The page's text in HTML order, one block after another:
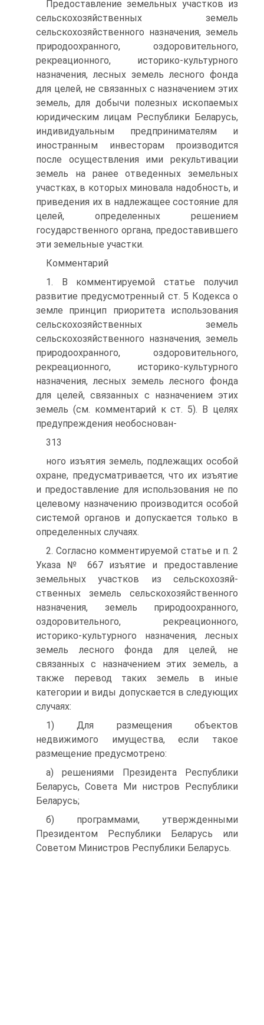
Предоставление земельных участков из
сельскохозяйственных земель
сельскохозяйственного назначения, земель
природоохранно­го, оздоровительного,
рекреационного, историко-культурного
назна­чения, лесных земель лесного фонда
для целей, не связанных с на­значением этих
земель, для добычи полезных ископаемых
юриди­ческим лицам Республики Беларусь,
индивидуальным предпринима­телям и
иностранным инвесторам производится
после осуществле­ния ими рекультивации
земель на ранее отведенных земельных
учас­тках, в которых миновала надобность, и
приведения их в надлежа­щее состояние для
целей, определенных решением
государственного органа, предоставившего
эти земельные участки.
Комментарий
1. В комментируемой статье получил
развитие предусмот­ренный ст. 5 Кодекса о
земле принцип приоритета использова­ния
сельскохозяйственных земель
сельскохозяйственного назна­чения, земель
природоохранного, оздоровительного,
рекреацион­ного, историко-культурного
назначения, лесных земель лесного фонда
для целей, связанных с назначением этих
земель (см. комментарий к ст. 5). В целях
предупреждения необоснован-
313
ного изъятия земель, подлежащих особой
охране, предусматри­вается, что их изъятие
и предоставление для использования не по
целевому назначению производится особой
системой орга­нов и допускается только в
определенных случаях.
2. Согласно комментируемой статье и п. 2
Указа № 667 изъятие и предоставление
земельных участков из сельскохозяй­
ственных земель сельскохозяйственного
назначения, земель при­родоохранного,
оздоровительного, рекреационного,
историко-куль­турного назначения, лесных
земель лесного фонда для целей, не
связанных с назначением этих земель, а
также перевод таких земель в иные
категории и виды допускается в следующих
слу­чаях:
1) Для размещения объектов
недвижимого имущества, если такое
размещение предусмотрено:
а) решениями Президента Республики
Беларусь, Совета Ми­ нистров Республики
Беларусь;
б) программами, утвержденными
Президентом Республики Беларусь или
Советом Министров Республики Беларусь.